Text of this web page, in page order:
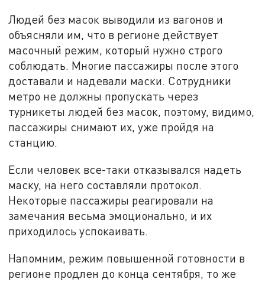
Людей без масок выводили из вагонов и
объясняли им, что в регионе действует
масочный режим, который нужно строго
соблюдать. Многие пассажиры после этого
доставали и надевали маски. Сотрудники
метро не должны пропускать через
турникеты людей без масок, поэтому, видимо,
пассажиры снимают их, уже пройдя на
станцию.
Если человек все-таки отказывался надеть
маску, на него составляли протокол.
Некоторые пассажиры реагировали на
замечания весьма эмоционально, и их
приходилось успокаивать.
Напомним, режим повышенной готовности в
регионе продлен до конца сентября, то же